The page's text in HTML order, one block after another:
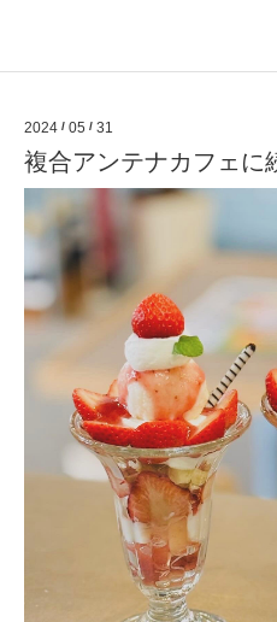
2024 / 05 / 31
複合アンテナカフェに